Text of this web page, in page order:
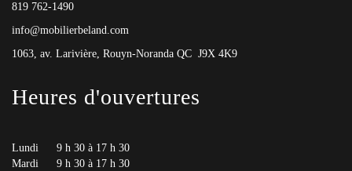
819 762-1490
info@mobilierbeland.com
1063, av. Larivière, Rouyn-Noranda QC J9X 4K9
Heures d'ouvertures
Lundi
9 h 30 à 17 h 30
Mardi
9 h 30 à 17 h 30